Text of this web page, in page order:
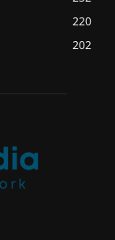
220
202